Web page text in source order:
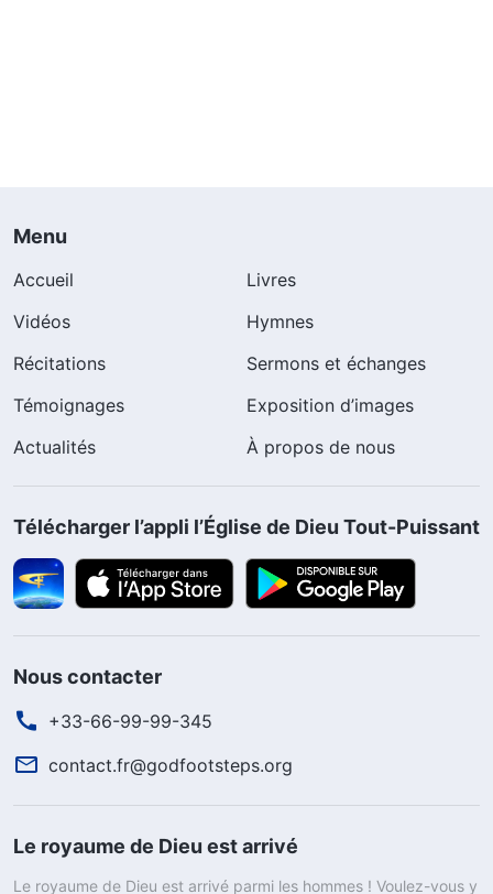
Menu
Accueil
Livres
Vidéos
Hymnes
Récitations
Sermons et échanges
Témoignages
Exposition d’images
Actualités
À propos de nous
Télécharger l’appli l’Église de Dieu Tout-Puissant
Nous contacter
+33-66-99-99-345
contact.fr@godfootsteps.org
Le royaume de Dieu est arrivé
Le royaume de Dieu est arrivé parmi les hommes ! Voulez-vous y